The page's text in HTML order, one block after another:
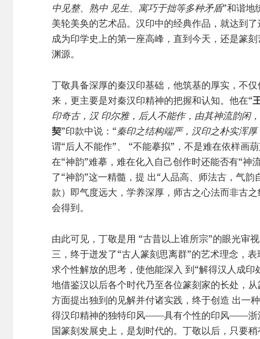
中见整、熟中 见生、寓巧于拙等多种矛盾”和谐地
美轮美奂的艺术品。汉印中的经典作品，就达到
成为印学史上的第一座高峰，直到今天，还是篆
渊源。
丁敬具备深厚的秦汉印基础，他筑基的厚实，不
来，更主要是对秦汉印精神的把握和认知。他在“
印奇古，汉 印尔雅，后人不能作，由其神流韵闲
契”印款中说：“秦印之结构端严，汉印之朴实浑
谓“后人不能作”、 “不能摹拟”，不是难在依样画
在“神韵”难摹，难在化入自己创作时还能否有“神
了“神韵”这一精髓，提 出“人品高、师法古，气韵
款）即气度远大，学养深厚，师古之心法而非古
会得到。
由此可见，丁敬是用 “古昔以上谁所宗”的眼光审
三，终于迸发了“古人篆刻思离群”的艺术理念，
求个性解放的思考，使他能深入 到“解得汉人成印
地借鉴汉以后各个时代乃至各位篆刻家的长处，
方面提出独到的见解并付诸实践，终于创造 出一
得汉印精神的独特印风——具有个性的印风——浙
国篆刻发展史上，是划时代的。丁敬以后，只要